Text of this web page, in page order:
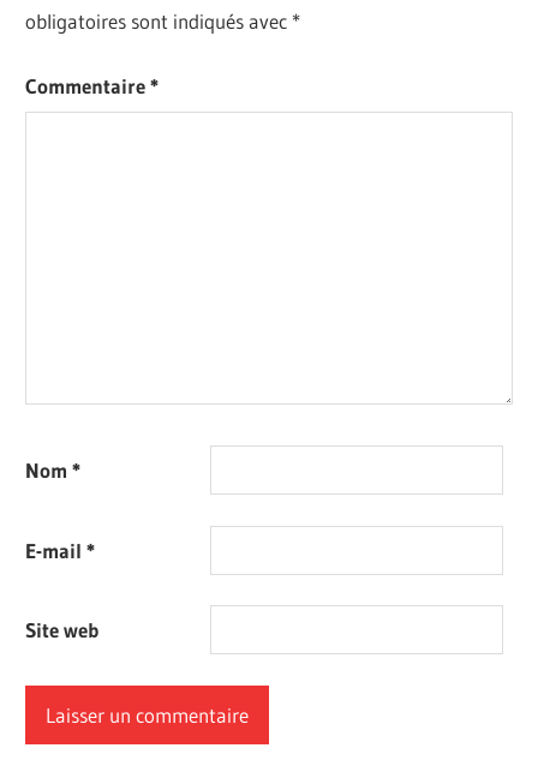
obligatoires sont indiqués avec *
Commentaire*
Nom*
E-mail*
Site web